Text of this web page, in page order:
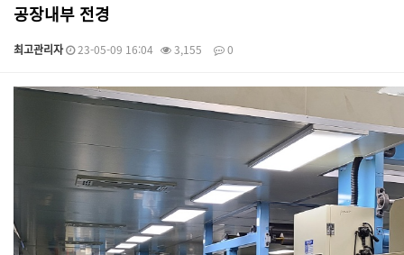
공장내부 전경
최고관리자 23-05-09 16:04 3,155 0